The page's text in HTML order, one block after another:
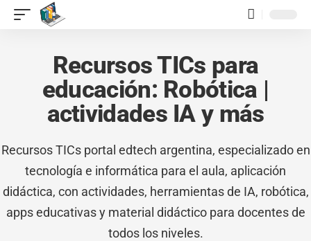
contenido
Recursos TICs para
educación: Robótica |
actividades IA y más
Recursos TICs portal edtech argentina, especializado en
tecnología e informática para el aula, aplicación
didáctica, con actividades, herramientas de IA, robótica,
apps educativas y material didáctico para docentes de
todos los niveles.